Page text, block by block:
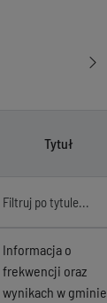
Tytuł
Informacja o
frekwencji oraz
wynikach w gminie